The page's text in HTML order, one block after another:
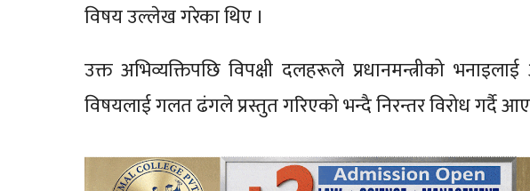
विषय उल्लेख गरेका थिए ।
उक्त अभिव्यक्तिपछि विपक्षी दलहरूले प्रधानमन्त्रीको
विषयलाई गलत ढंगले प्रस्तुत गरिएको भन्दै निरन्तर विरोध गर्दै